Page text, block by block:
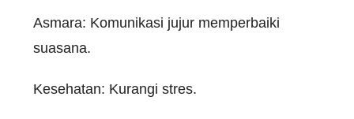
Asmara: Komunikasi jujur memperbaiki
suasana.
Kesehatan: Kurangi stres.